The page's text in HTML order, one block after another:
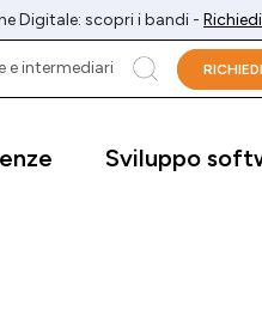
Digitale: scopri i bandi -
e intermediari cerca
Sviluppo